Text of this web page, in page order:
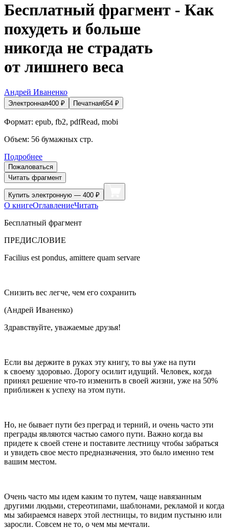
Бесплатный фрагмент - Как
похудеть и больше
никогда не страдать
от лишнего веса
Андрей Иваненко
Электронная400 ₽ Печатная654 ₽
Формат: epub, fb2, pdfRead, mobi
Объем: 56 бумажных стр.
Подробнее
Пожаловаться
Читать фрагмент
Купить электронную — 400 ₽
О книгеОглавлениеЧитать
Бесплатный фрагмент
ПРЕДИСЛОВИЕ
Facilius est pondus, amittere quam servare
Снизить вес легче, чем его сохранить
(Андрей Иваненко)
Здравствуйте, уважаемые друзья!
Если вы держите в руках эту книгу, то вы уже на пути
к своему здоровью. Дорогу осилит идущий. Человек, когда
принял решение что-то изменить в своей жизни, уже на 50%
приближен к успеху на этом пути.
Но, не бывает пути без преград и терний, и очень часто эти
преграды являются частью самого пути. Важно когда вы
придете к своей стене и поставите лестницу чтобы забраться
и увидеть свое место предназначения, это было именно тем
вашим местом.
Очень часто мы идем каким то путем, чаще навязанным
другими людьми, стереотипами, шаблонами, рекламой и когда
мы забираемся наверх этой лестницы, то видим пустыню или
заросли. Совсем не то, о чем мы мечтали.